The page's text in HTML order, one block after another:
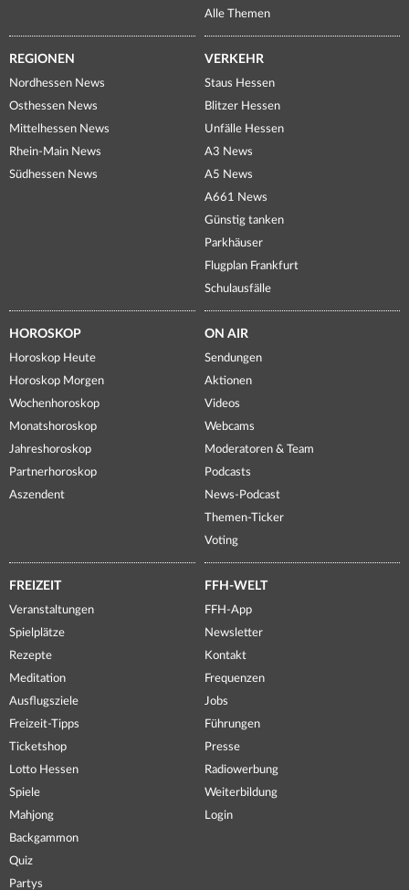
Alle Themen
REGIONEN
Nordhessen News
Osthessen News
Mittelhessen News
Rhein-Main News
Südhessen News
VERKEHR
Staus Hessen
Blitzer Hessen
Unfälle Hessen
A3 News
A5 News
A661 News
Günstig tanken
Parkhäuser
Flugplan Frankfurt
Schulausfälle
HOROSKOP
Horoskop Heute
Horoskop Morgen
Wochenhoroskop
Monatshoroskop
Jahreshoroskop
Partnerhoroskop
Aszendent
ON AIR
Sendungen
Aktionen
Videos
Webcams
Moderatoren & Team
Podcasts
News-Podcast
Themen-Ticker
Voting
FREIZEIT
Veranstaltungen
Spielplätze
Rezepte
Meditation
Ausflugsziele
Freizeit-Tipps
Ticketshop
Lotto Hessen
Spiele
Mahjong
Backgammon
Quiz
Partys
FFH-WELT
FFH-App
Newsletter
Kontakt
Frequenzen
Jobs
Führungen
Presse
Radiowerbung
Weiterbildung
Login